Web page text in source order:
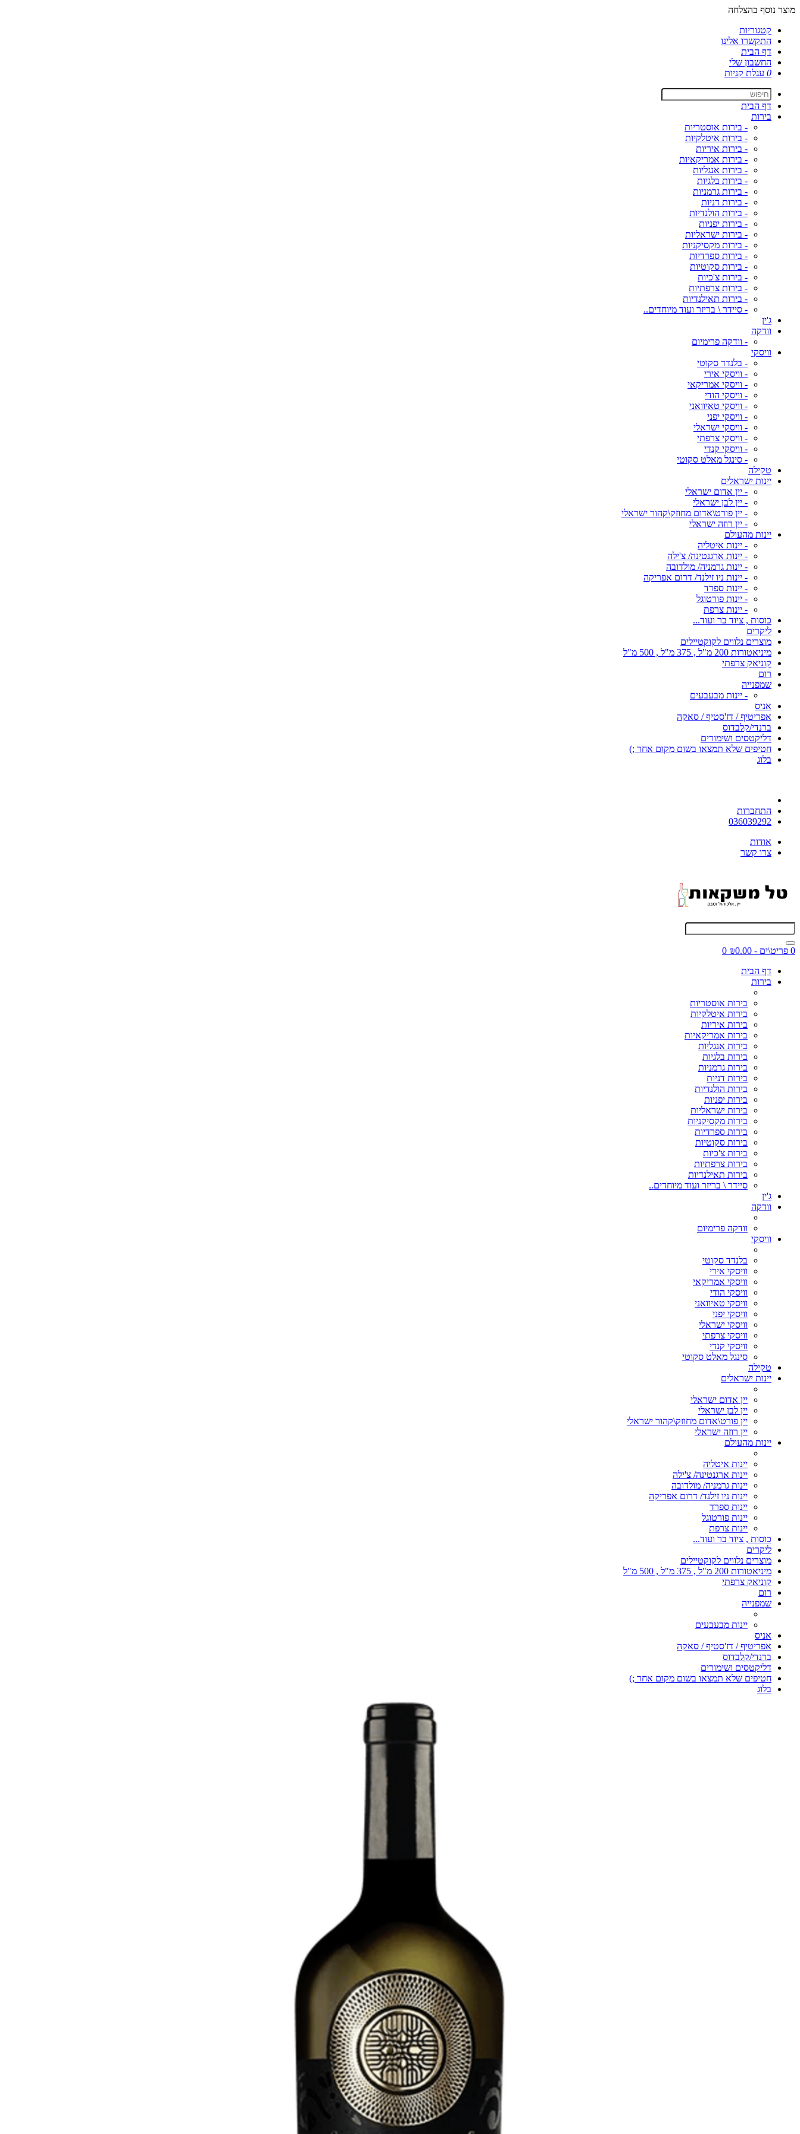
מוצר נוסף בהצלחה
קטגוריות
התקשרו אלינו
דף הבית
החשבון שלי
0 עגלת קניות
דף הבית
בירות
- בירות אוסטריות
- בירות איטלקיות
- בירות איריות
- בירות אמריקאיות
- בירות אנגליות
- בירות בלגיות
- בירות גרמניות
- בירות דניות
- בירות הולנדיות
- בירות יפניות
- בירות ישראליות
- בירות מקסיקניות
- בירות ספרדיות
- בירות סקוטיות
- בירות צ'כיות
- בירות צרפתיות
- בירות תאילנדיות
- סיידר \ בריזר ועוד מיוחדים..
ג'ין
וודקה
- וודקה פרימיום
וויסקי
- בלנדד סקוטי
- וויסקי אירי
- וויסקי אמריקאי
- וויסקי הודי
- וויסקי טאיוואני
- וויסקי יפני
- וויסקי ישראלי
- וויסקי צרפתי
- וויסקי קנדי
- סינגל מאלט סקוטי
טקילה
יינות ישראלים
- יין אדום ישראלי
- יין לבן ישראלי
- יין פורט\אדום מחוזק\קהור ישראלי
- יין רוזה ישראלי
יינות מהעולם
- יינות איטליה
- יינות ארגנטינה/ צ'ילה
- יינות גרמניה/ מולדובה
- יינות ניו זילנד/ דרום אפריקה
- יינות ספרד
- יינות פורטוגל
- יינות צרפת
כוסות , ציוד בר ועוד...
ליקרים
מוצרים נלווים לקוקטיילים
מיניאטורות 200 מ"ל , 375 מ"ל , 500 מ"ל
קוניאק צרפתי
רום
שמפנייה
- יינות מבעבעים
אניס
אפריטיף / דז'סטיף / סאקה
ברנדי/קלבדוס
דליקטסים ושימורים
חטיפים שלא תמצאו בשום מקום אחר ;)
בלוג
התחברות
036039292
אודות
צרו קשר
0 פריט\ים - ₪0.00
0
דף הבית
בירות
בירות אוסטריות
בירות איטלקיות
בירות איריות
בירות אמריקאיות
בירות אנגליות
בירות בלגיות
בירות גרמניות
בירות דניות
בירות הולנדיות
בירות יפניות
בירות ישראליות
בירות מקסיקניות
בירות ספרדיות
בירות סקוטיות
בירות צ'כיות
בירות צרפתיות
בירות תאילנדיות
סיידר \ בריזר ועוד מיוחדים..
ג'ין
וודקה
וודקה פרימיום
וויסקי
בלנדד סקוטי
וויסקי אירי
וויסקי אמריקאי
וויסקי הודי
וויסקי טאיוואני
וויסקי יפני
וויסקי ישראלי
וויסקי צרפתי
וויסקי קנדי
סינגל מאלט סקוטי
טקילה
יינות ישראלים
יין אדום ישראלי
יין לבן ישראלי
יין פורט\אדום מחוזק\קהור ישראלי
יין רוזה ישראלי
יינות מהעולם
יינות איטליה
יינות ארגנטינה/ צ'ילה
יינות גרמניה/ מולדובה
יינות ניו זילנד/ דרום אפריקה
יינות ספרד
יינות פורטוגל
יינות צרפת
כוסות , ציוד בר ועוד...
ליקרים
מוצרים נלווים לקוקטיילים
מיניאטורות 200 מ"ל , 375 מ"ל , 500 מ"ל
קוניאק צרפתי
רום
שמפנייה
יינות מבעבעים
אניס
אפריטיף / דז'סטיף / סאקה
ברנדי/קלבדוס
דליקטסים ושימורים
חטיפים שלא תמצאו בשום מקום אחר ;)
בלוג